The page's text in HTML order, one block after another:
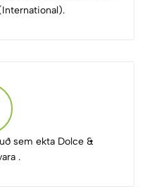
sem ekta Dolce &
.